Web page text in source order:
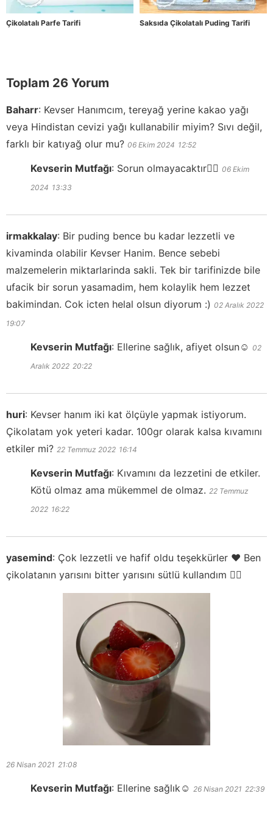
Çikolatalı Parfe Tarifi Saksıda Çikolatalı Puding Tarifi
Toplam 26 Yorum
Baharr: Kevser Hanımcım, tereyağ yerine kakao yağı
veya Hindistan cevizi yağı kullanabilir miyim? Sıvı değil,
farklı bir katıyağ olur mu? 06 Ekim 2024 12:52
Kevserin Mutfağı: Sorun olmayacaktır👍🏻 06 Ekim
2024 13:33
irmakkalay: Bir puding bence bu kadar lezzetli ve
kivaminda olabilir Kevser Hanim. Bence sebebi
malzemelerin miktarlarinda sakli. Tek bir tarifinizde bile
ufacik bir sorun yasamadim, hem kolaylik hem lezzet
bakimindan. Cok icten helal olsun diyorum :) 02 Aralık 2022
19:07
Kevserin Mutfağı: Ellerine sağlık, afiyet olsun☺️ 02
Aralık 2022 20:22
huri: Kevser hanım iki kat ölçüyle yapmak istiyorum.
Çikolatam yok yeteri kadar. 100gr olarak kalsa kıvamını
etkiler mi? 22 Temmuz 2022 16:14
Kevserin Mutfağı: Kıvamını da lezzetini de etkiler.
Kötü olmaz ama mükemmel de olmaz. 22 Temmuz
2022 16:22
yasemind: Çok lezzetli ve hafif oldu teşekkürler ♥️ Ben
çikolatanın yarısını bitter yarısını sütlü kullandım 👍🏻
26 Nisan 2021 21:08
Kevserin Mutfağı: Ellerine sağlık☺️ 26 Nisan 2021 22:39